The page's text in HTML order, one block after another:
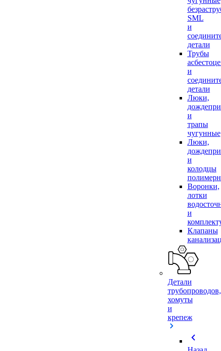
SML
и
детали
Трубы
и
детали
Люки,
и
трапы
чугунные
Люки,
и
колодцы
Воронки,
лотки
и
Клапаны
Детали
трубопроводов,
хомуты
и
крепеж
chevron_left